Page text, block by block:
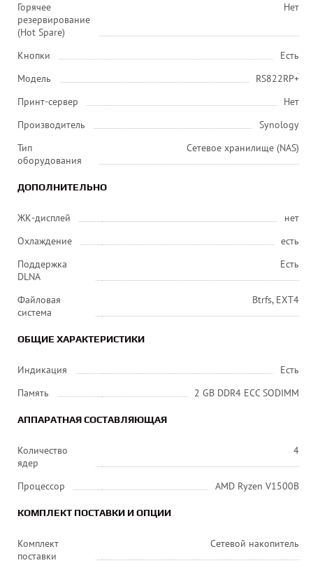
Горячее
резервирование
(Hot Spare)
Нет
Кнопки
Есть
Модель
RS822RP+
Принт-сервер
Нет
Производитель
Synology
Тип
оборудования
Сетевое хранилище (NAS)
ДОПОЛНИТЕЛЬНО
ЖК-дисплей
нет
Охлаждение
есть
Поддержка
DLNA
Есть
Файловая
система
Btrfs, EXT4
ОБЩИЕ ХАРАКТЕРИСТИКИ
Индикация
Есть
Память
2 GB DDR4 ECC SODIMM
АППАРАТНАЯ СОСТАВЛЯЮЩАЯ
Количество
ядер
4
Процессор AMD Ryzen V1500B
КОМПЛЕКТ ПОСТАВКИ И ОПЦИИ
Комплект
поставки
Сетевой накопитель